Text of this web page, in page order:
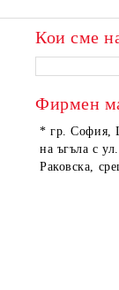
Кои сме
Фирмен
* гр. София,
на ъгъла с
Раковска,